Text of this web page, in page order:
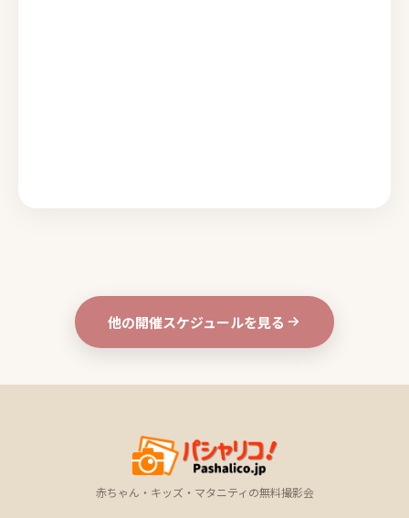
他の開催スケジュールを見る
赤ちゃん・キッズ・マタニティの無料撮影会